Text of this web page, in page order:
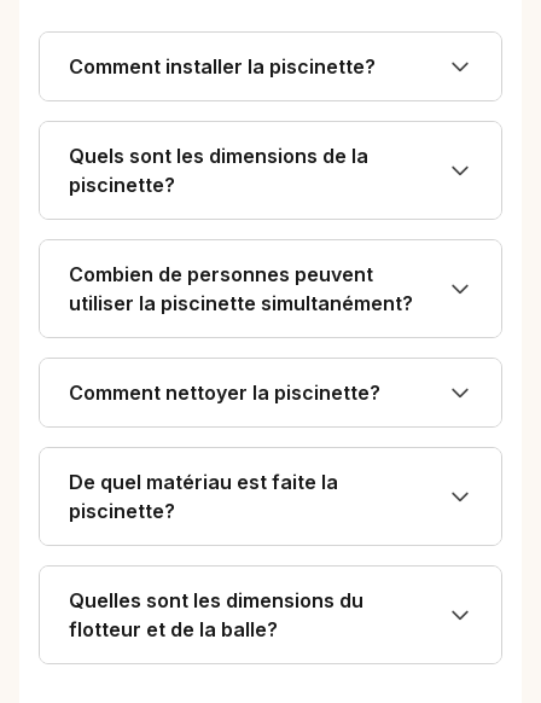
Comment installer la piscinette?
Quels sont les dimensions de la
piscinette?
Combien de personnes peuvent
utiliser la piscinette simultanément?
Comment nettoyer la piscinette?
De quel matériau est faite la
piscinette?
Quelles sont les dimensions du
flotteur et de la balle?